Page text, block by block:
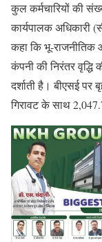
कुल कर्मचारियों की
कार्यपालक अधिकारी
कहा कि भू-राजनीतिक
कंपनी की निरंतर
दर्शाती है। बीएसई पर
गिरावट के साथ